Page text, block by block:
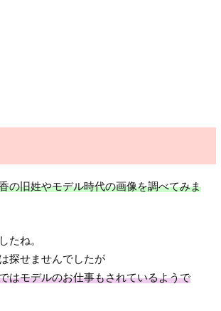
の旧姓やモデル時代の画像を調べてみま
たね。
探せませんでしたが
はモデルのお仕事もされているようで